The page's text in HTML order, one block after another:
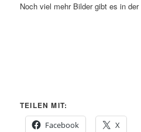
Noch viel mehr Bilder gibt es in der
TEILEN MIT:
Facebook
X